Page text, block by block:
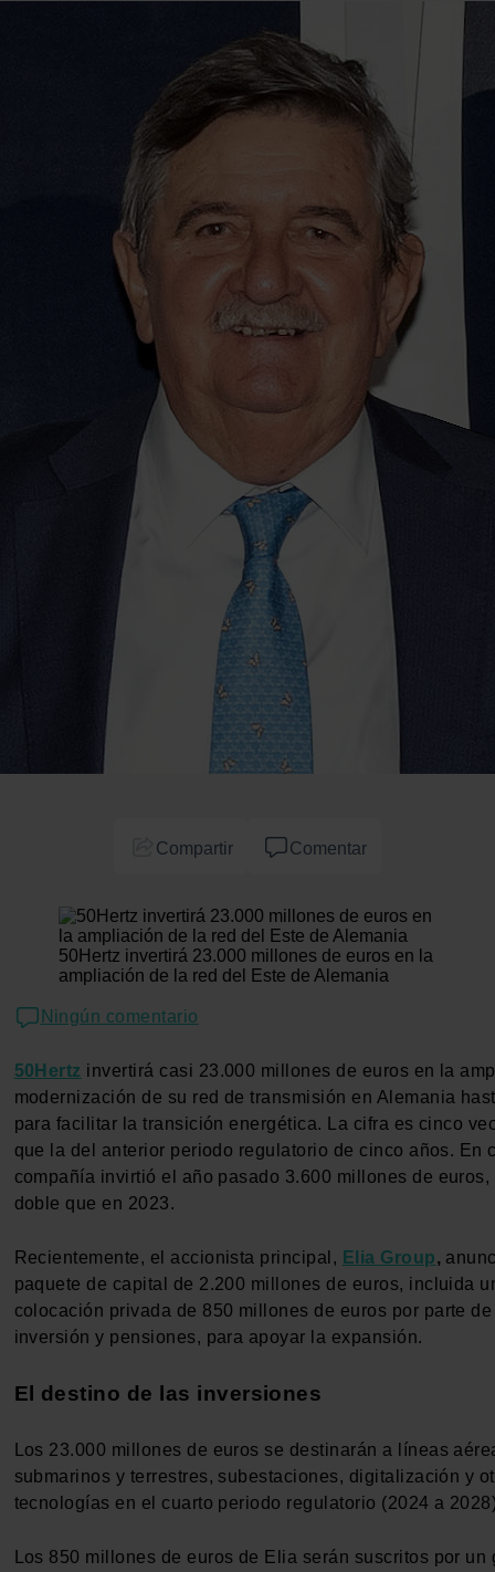
Compartir Comentar
50Hertz invertirá 23.000 millones de euros en la
ampliación de la red del Este de Alemania
Ningún comentario
50Hertz invertirá casi 23.000 millones de euros en la
modernización de su red de transmisión en Alemania
para facilitar la transición energética. La cifra es cinco
que la del anterior periodo regulatorio de cinco años. En
compañía invirtió el año pasado 3.600 millones de euros,
doble que en 2023.
Recientemente, el accionista principal, Elia Group,
paquete de capital de 2.200 millones de euros, incluida
colocación privada de 850 millones de euros por parte
inversión y pensiones, para apoyar la expansión.
El destino de las inversiones
Los 23.000 millones de euros se destinarán a líneas
submarinos y terrestres, subestaciones, digitalización y
tecnologías en el cuarto periodo regulatorio (2024 a
Los 850 millones de euros de Elia serán suscritos por un